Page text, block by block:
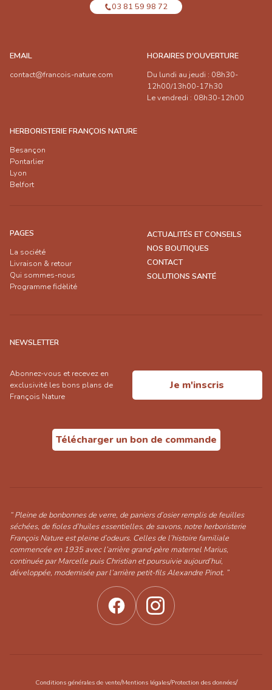
03 81 59 98 72
EMAIL
contact@francois-nature.com
HORAIRES D'OUVERTURE
Du lundi au jeudi : 08h30-
12h00/13h00-17h30
Le vendredi : 08h30-12h00
HERBORISTERIE FRANÇOIS NATURE
Besançon
Pontarlier
Lyon
Belfort
PAGES
La société
Livraison & retour
Qui sommes-nous
Programme fidèlité
ACTUALITÉS ET CONSEILS
NOS BOUTIQUES
CONTACT
SOLUTIONS SANTÉ
NEWSLETTER
Abonnez-vous et recevez en
exclusivité les bons plans de
François Nature
Je m'inscris
Télécharger un bon de commande
“ Pleine de bonbonnes de verre, de paniers d’osier remplis de feuilles
séchées, de fioles d’huiles essentielles, de savons, notre herboristerie
François Nature est pleine d’odeurs. Celles de l’histoire familiale
commencée en 1935 avec l’arrière grand-père maternel Marius,
continuée par Marcelle puis Christian et poursuivie aujourd’hui,
développée, modernisée par l’arrière petit-fils Alexandre Pinot. ”
Conditions générales de vente/Mentions légales/Protection des données/